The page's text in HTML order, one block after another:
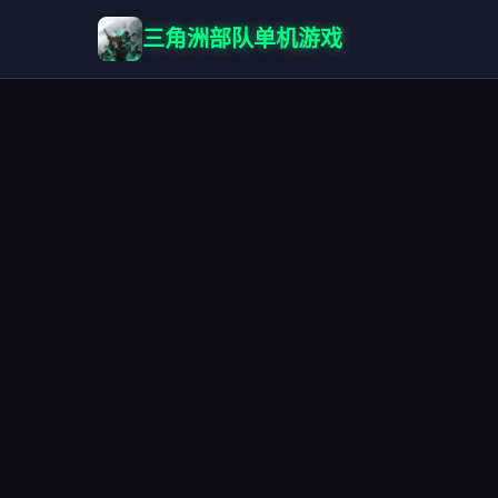
三角洲部队单机游戏